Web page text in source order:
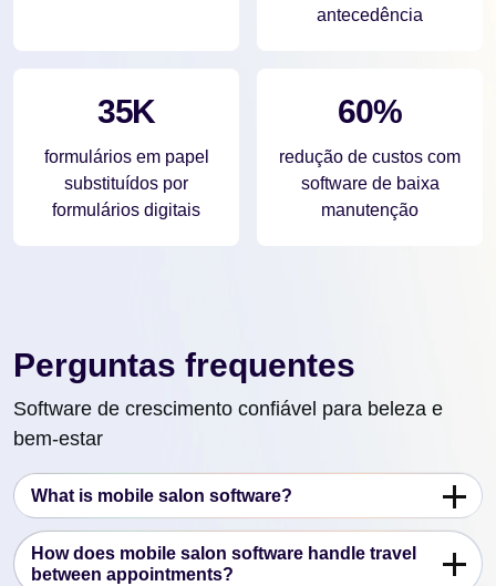
antecedência
35K
formulários em papel
substituídos por
formulários digitais
60%
redução de custos com
software de baixa
manutenção
Perguntas frequentes
Software de crescimento confiável para beleza e
bem-estar
What is mobile salon software?
How does mobile salon software handle travel
between appointments?